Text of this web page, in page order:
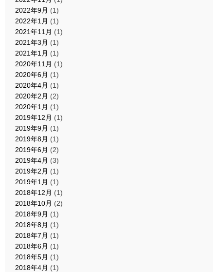
2022年9月 (1)
2022年1月 (1)
2021年11月 (1)
2021年3月 (1)
2021年1月 (1)
2020年11月 (1)
2020年6月 (1)
2020年4月 (1)
2020年2月 (2)
2020年1月 (1)
2019年12月 (1)
2019年9月 (1)
2019年8月 (1)
2019年6月 (2)
2019年4月 (3)
2019年2月 (1)
2019年1月 (1)
2018年12月 (1)
2018年10月 (2)
2018年9月 (1)
2018年8月 (1)
2018年7月 (1)
2018年6月 (1)
2018年5月 (1)
2018年4月 (1)